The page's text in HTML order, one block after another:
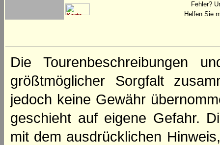
Fehler?
Helfen Sie
Die Tourenbeschreibungen
größtmöglicher Sorgfalt
jedoch keine Gewähr
geschieht auf eigene Gefahr.
mit dem ausdrücklichen